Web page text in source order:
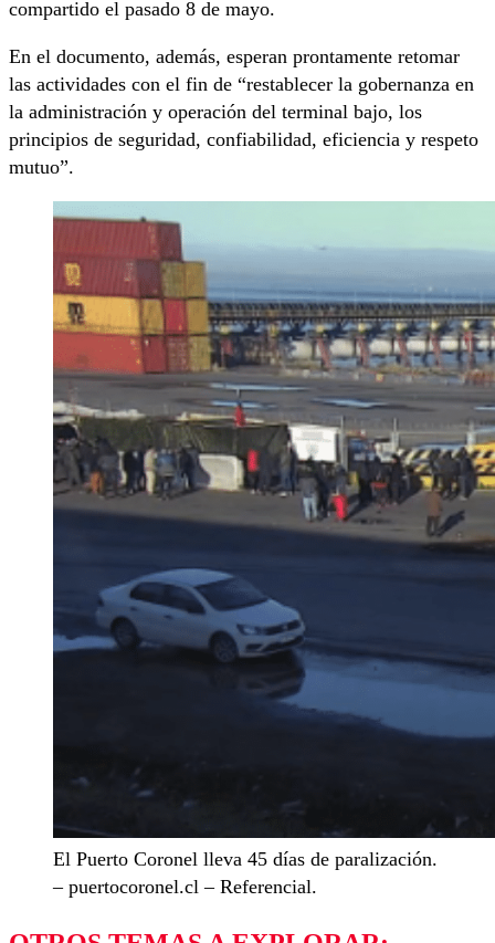
compartido el pasado 8 de mayo.
En el documento, además, esperan prontamente retomar
las actividades con el fin de “restablecer la gobernanza en
la administración y operación del terminal bajo, los
principios de seguridad, confiabilidad, eficiencia y respeto
mutuo”.
El Puerto Coronel lleva 45 días de paralización.
– puertocoronel.cl – Referencial.